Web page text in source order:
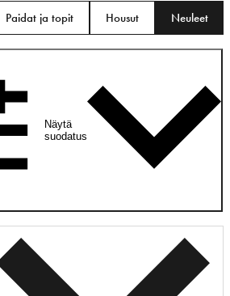
Paidat ja topit Housut Neuleet
Näytä
suodatus